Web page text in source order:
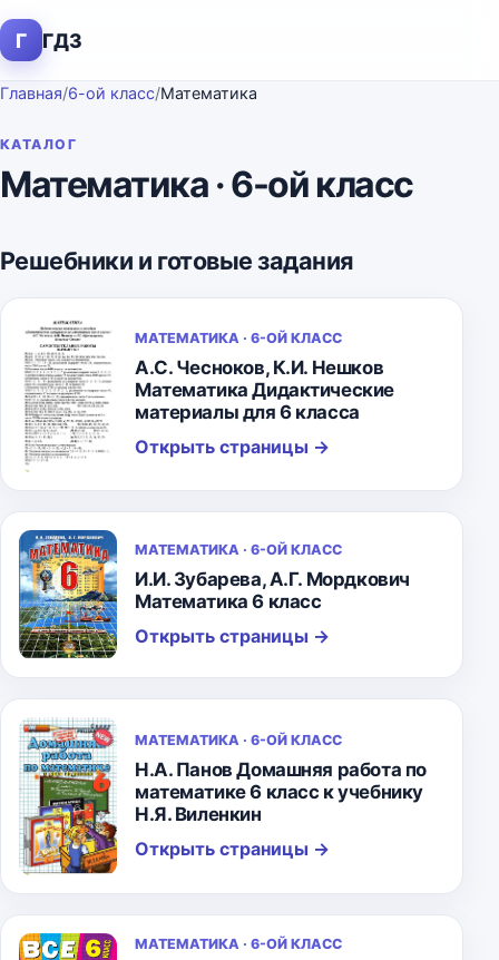
Г ГДЗ
Главная/6-ой класс/Математика
КАТАЛОГ
Математика · 6-ой класс
Решебники и готовые задания
МАТЕМАТИКА · 6-ОЙ КЛАСС
А.С. Чесноков, К.И. Нешков
Математика Дидактические
материалы для 6 класса
Открыть страницы →
МАТЕМАТИКА · 6-ОЙ КЛАСС
И.И. Зубарева, А.Г. Мордкович
Математика 6 класс
Открыть страницы →
МАТЕМАТИКА · 6-ОЙ КЛАСС
Н.А. Панов Домашняя работа по
математике 6 класс к учебнику
Н.Я. Виленкин
Открыть страницы →
МАТЕМАТИКА · 6-ОЙ КЛАСС